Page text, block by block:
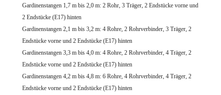
Gardinenstangen 1,7 m bis 2,0 m: 2 Rohr, 3 Träger, 2 Endstücke vorne und
2 Endstücke (E17) hinten
Gardinenstangen 2,1 m bis 3,2 m: 4 Rohre, 2 Rohrverbinder, 3 Träger, 2
Endstücke vorne und 2 Endstücke (E17) hinten
Gardinenstangen 3,3 m bis 4,0 m: 4 Rohre, 2 Rohrverbinder, 4 Träger, 2
Endstücke vorne und 2 Endstücke (E17) hinten
Gardinenstangen 4,2 m bis 4,8 m: 6 Rohre, 4 Rohrverbinder, 4 Träger, 2
Endstücke vorne und 2 Endstücke (E17) hinten